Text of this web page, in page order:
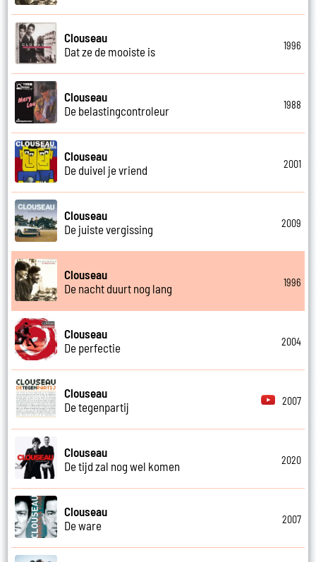
Clouseau
Dat ze de mooiste is
1996
Clouseau
De belastingcontroleur
1988
Clouseau
De duivel je vriend
2001
Clouseau
De juiste vergissing
2009
Clouseau
De nacht duurt nog lang
1996
Clouseau
De perfectie
2004
Clouseau
De tegenpartij
2007
Clouseau
De tijd zal nog wel komen
2020
Clouseau
De ware
2007